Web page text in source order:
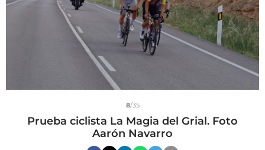
8/35
Prueba ciclista La Magia del Grial. Foto
Aarón Navarro